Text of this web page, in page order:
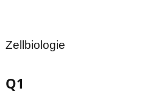
Zellbiologie
Q1